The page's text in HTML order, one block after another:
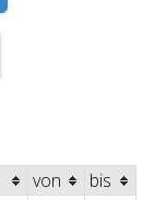
von
bis